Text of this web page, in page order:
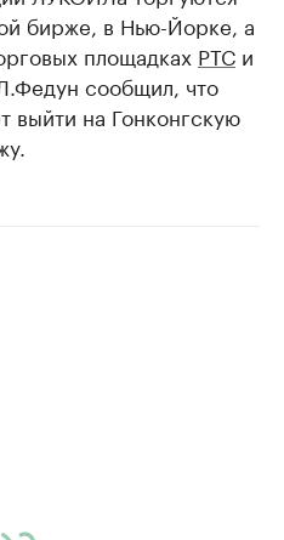
бирже, в Нью-Йорке, а
площадках РТС и
сообщил, что
выйти на Гонконгскую